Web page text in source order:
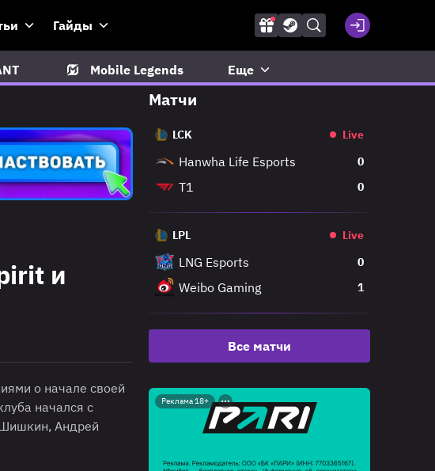
Гайды
Mobile Legends Еще
и
о начале своей
начался с
Андрей
Матчи
LCK Live
Hanwha Life Esports 0
T1 0
LPL Live
LNG Esports 0
Weibo Gaming 1
Все матчи
Реклама 18+